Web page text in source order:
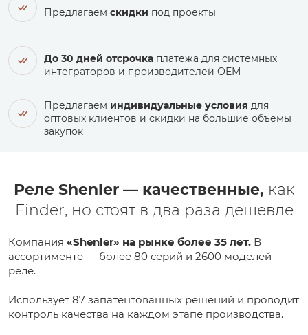
Предлагаем скидки под проекты
До 30 дней отсрочка платежа для системных
интеграторов и производителей ОЕМ
Предлагаем индивидуальные условия для
оптовых клиентов и скидки на большие объемы
закупок
Реле Shenler — качественные, как
Finder, но стоят в два раза дешевле
Компания «Shenler» на рынке более 35 лет. В
ассортименте — более 80 серий и 2600 моделей
реле.
Использует 87 запатентованных решений и проводит
контроль качества на каждом этапе производства.